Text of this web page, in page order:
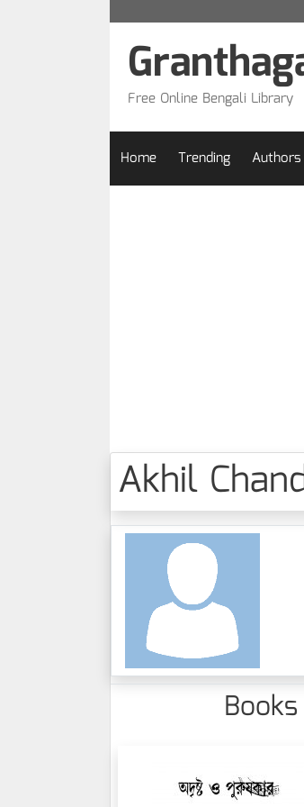
Free Online Bengali Library
Home Trending Authors
Akhil